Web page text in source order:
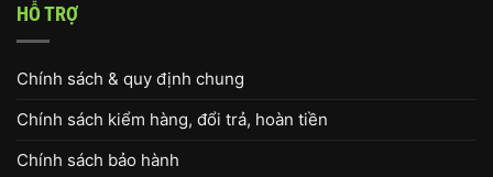
HỖ TRỢ
Chính sách & quy định chung
Chính sách kiểm hàng, đổi trả, hoàn tiền
Chính sách bảo hành